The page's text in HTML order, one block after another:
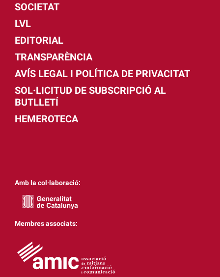
SOCIETAT
LVL
EDITORIAL
TRANSPARÈNCIA
AVÍS LEGAL I POLÍTICA DE PRIVACITAT
SOL·LICITUD DE SUBSCRIPCIÓ AL
BUTLLETÍ
HEMEROTECA
Amb la col·laboració:
Membres associats: